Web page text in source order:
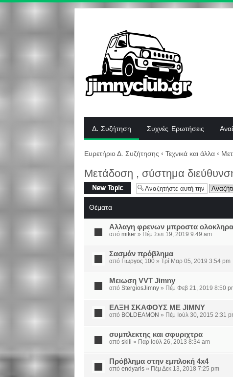
Δ. Συζήτηση Συχνές Ερωτήσεις
Ευρετήριο Δ. Συζήτησης ‹ Τεχνικά και άλλα ‹
Μετάδοση , σύστημα
Δημιουργία νέου
θέματος
Θέματα
Αλλαγη φρενων μπροστα ολοκληρα
από miker » Πέμ Σεπ 19, 2019 9:49 am
Σασμάν πρόβλημα
από Γιωργος 100 » Τρί Μαρ 05, 2019 3:54 pm
Μειωση VVT Jimny
από StergiosJimny » Πέμ Φεβ 21, 2019 8:50
ΕΛΞΗ ΣΚΑΦΟΥΣ ΜΕ JIMNY
από BOLDEAMON » Πέμ Ιούλ 30, 2015 2:31
συμπλεκτης και σφυριχτρα
από skili » Παρ Ιούλ 26, 2013 8:34 am
Πρόβλημα στην εμπλοκή 4x4
από endyaris » Πέμ Δεκ 13, 2018 7:25 pm